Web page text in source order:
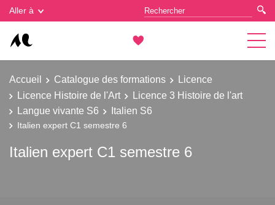
Aller à
Accueil Catalogue des formations
Licence
Licence Histoire de l'Art
Licence 3 Histoire de l'art
Langue vivante S6
Italien S6
Italien expert C1 semestre 6
Italien expert C1 semestre 6
Gestion des cookies